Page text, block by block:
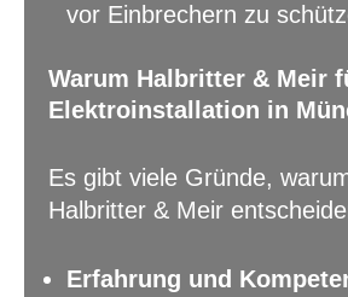
vor Einbrechern zu
Warum Halbritter & Meir
Elektroinstallation in
Es gibt viele Gründe,
Halbritter & Meir
Erfahrung und